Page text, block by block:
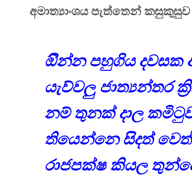
අමාත්‍යාංශය පැත්තෙන්
ඔින්න පහුගිය දවසක
යැව්වලු ජාත්‍යන්තර
නම් තුනක් දාල
තියෙන්නෙ සිදත්
රාජපක්ෂ කියල